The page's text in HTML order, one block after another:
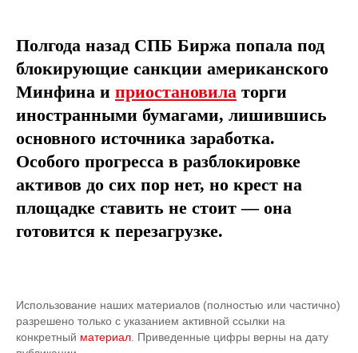
Полгода назад СПБ Биржа попала под
блокирующие санкции американского
Минфина и приостановила торги
иностранными бумагами, лишившись
основного источника заработка.
Особого прогресса в разблокировке
активов до сих пор нет, но крест на
площадке ставить не стоит — она
готовится к перезагрузке.
Использование наших материалов (полностью или частично)
разрешено только с указанием активной ссылки на
конкретный материал . Приведенные цифры верны на дату